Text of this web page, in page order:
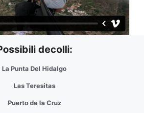
decolli:
La Punta Del Hidalgo
Las Teresitas
Puerto de la Cruz